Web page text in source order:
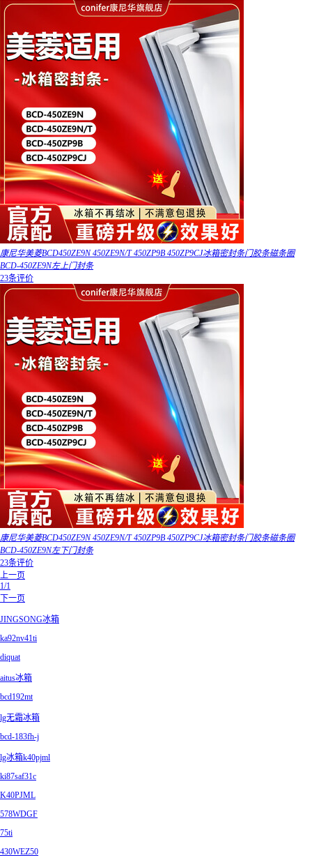
康尼华美菱BCD450ZE9N 450ZE9N/T 450ZP9B 450ZP9CJ冰箱密封条门胶条磁条圈
BCD-450ZE9N左上门封条
23条评价
康尼华美菱BCD450ZE9N 450ZE9N/T 450ZP9B 450ZP9CJ冰箱密封条门胶条磁条圈
BCD-450ZE9N左下门封条
23条评价
上一页
1/1
下一页
JINGSONG冰箱
ka92nv41ti
diquat
aitus冰箱
bcd192mt
lg无霜冰箱
bcd-183fh-j
lg冰箱k40pjml
ki87saf31c
K40PJML
578WDGF
75ti
430WEZ50